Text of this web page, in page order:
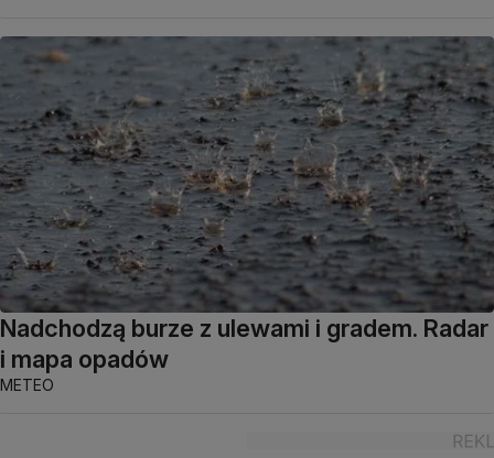
Nadchodzą burze z ulewami i gradem. Radar
i mapa opadów
METEO